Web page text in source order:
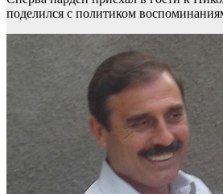
поделился с политиком